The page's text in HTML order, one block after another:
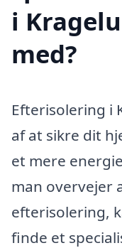
i
med?
Efterisolering i
af at sikre dit
et mere
man overvejer
efterisolering,
finde et